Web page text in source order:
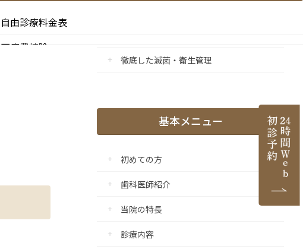
徹底した滅菌・衛生管理
基本メニュー
初めての方
歯科医師紹介
当院の特長
診療内容
自由診療料金表
医療費控除
医院情報
設備のご紹介